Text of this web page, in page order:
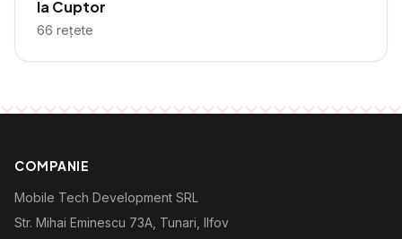
la Cuptor
66 rețete
COMPANIE
Mobile Tech Development SRL
Str. Mihai Eminescu 73A, Tunari, Ilfov